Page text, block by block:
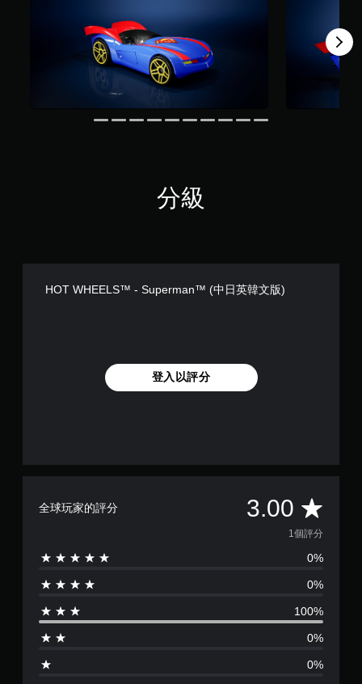
分級
HOT WHEELS™ - Superman™ (中日英韓文版)
登入以評分
全球玩家的評分 3.00 平
均
評
分
為
1
1個評分
0%
0%
100%
0%
0%